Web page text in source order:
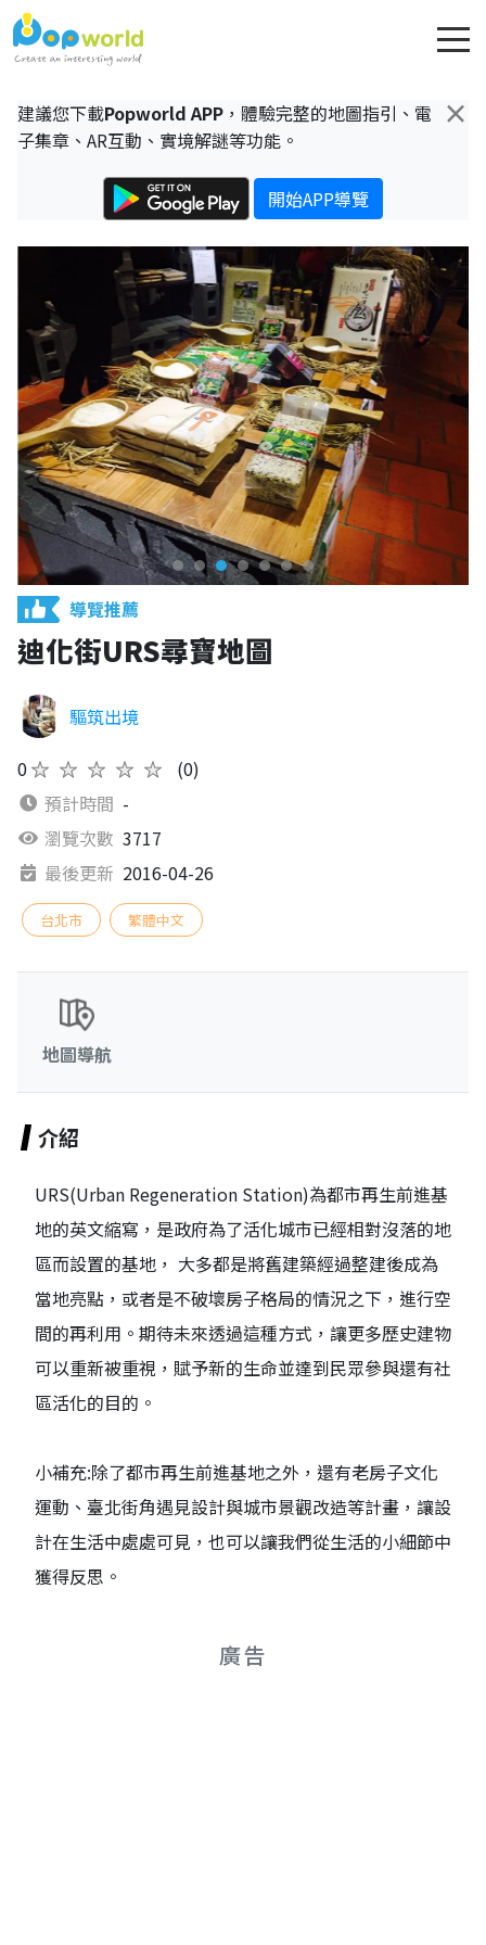
×
建議您下載Popworld APP ，體驗完整的地圖指引、電
子集章、AR互動、實境解謎等功能。
開始APP導覽
導覽推薦
迪化街URS尋寶地圖
驅筑出境
0★★★★★
(0)
預計時間 -
瀏覽次數 3717
最後更新 2016-04-26
台北市 繁體中文
地圖導航
介紹
URS(Urban Regeneration Station)為都市再生前進基
地的英文縮寫，是政府為了活化城市已經相對沒落的地
區而設置的基地， 大多都是將舊建築經過整建後成為
當地亮點，或者是不破壞房子格局的情況之下，進行空
間的再利用。期待未來透過這種方式，讓更多歷史建物
可以重新被重視，賦予新的生命並達到民眾參與還有社
區活化的目的。
小補充:除了都市再生前進基地之外，還有老房子文化
運動、臺北街角遇見設計與城市景觀改造等計畫，讓設
計在生活中處處可見，也可以讓我們從生活的小細節中
獲得反思。
廣告